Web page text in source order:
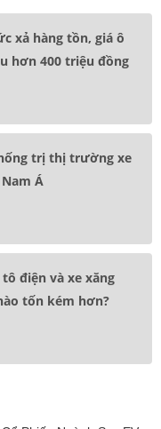
xả hàng tồn, giá ô
hơn 400 triệu đồng
trị thị trường xe
Á
điện và xe xăng
tốn kém hơn?